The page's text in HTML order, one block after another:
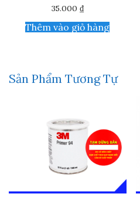
35.000 ₫
Thêm vào giỏ hàng
Sản Phẩm Tương Tự